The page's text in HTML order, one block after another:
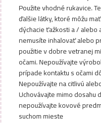
Použite vhodné rukavice.
ďalšie látky, ktoré môžu
dýchacie ťažkosti a / alebo
nemusíte inhalovať alebo
použitie v dobre vetranej
očami. Nepoužívajte
prípade kontaktu s očami
Nepoužívajte na citlivú
Uchovávajte mimo dosahu
nepoužívajte kovové
suchom mieste